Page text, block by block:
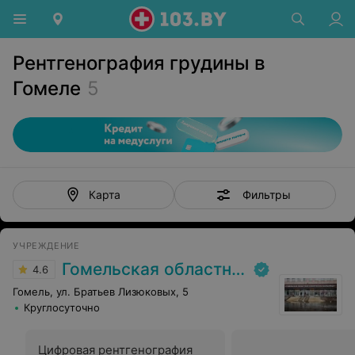
Рентгенография грудины в
Гомеле 5
Карта Фильтры
УЧРЕЖДЕНИЕ
4.6 Гомельская областная клиническая больница
Гомель, ул. Братьев Лизюковых, 5
Круглосуточно
Цифровая рентгенография